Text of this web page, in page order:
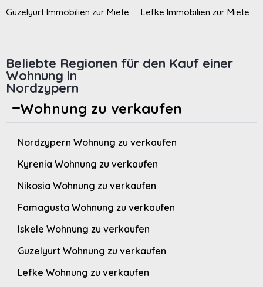
Guzelyurt Immobilien zur Miete Lefke Immobilien zur Miete
Beliebte Regionen für den Kauf einer
Wohnung in
Nordzypern
Wohnung zu verkaufen
Nordzypern Wohnung zu verkaufen
Kyrenia Wohnung zu verkaufen
Nikosia Wohnung zu verkaufen
Famagusta Wohnung zu verkaufen
Iskele Wohnung zu verkaufen
Guzelyurt Wohnung zu verkaufen
Lefke Wohnung zu verkaufen